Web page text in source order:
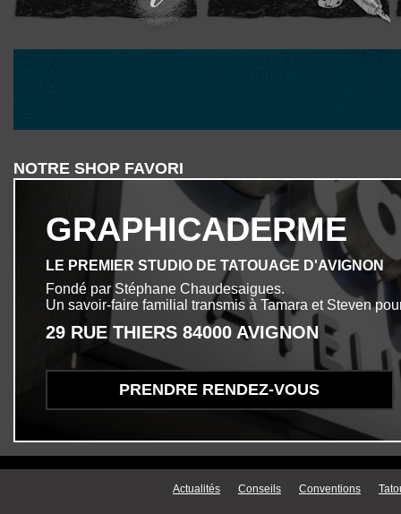
NOTRE SHOP FAVORI
GRAPHICADERME
LE PREMIER STUDIO DE TATOUAGE D'AVIGNON
Fondé par Stéphane Chaudesaigues.
Un savoir-faire familial transmis à Tamara et Steven
29 RUE THIERS 84000 AVIGNON
PRENDRE RENDEZ-VOUS
Menu secondaire
Actualités Conseils Conventions